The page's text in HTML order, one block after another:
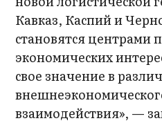
Кавказ, Каспий и
становятся центрами
экономических
свое значение в
взаимодействия», —